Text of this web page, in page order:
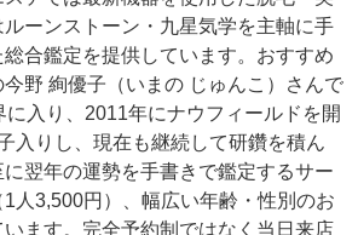
ーンストーン・九星気学を主軸に手
合鑑定を提供しています。おすすめ
野 絢優子（いまの じゅんこ）さんで
入り、2011年にナウフィールドを開
入りし、現在も継続して研鑽を積ん
翌年の運勢を手書きで鑑定するサー
人3,500円）、幅広い年齢・性別のお
ます。完全予約制ではなく当日来店